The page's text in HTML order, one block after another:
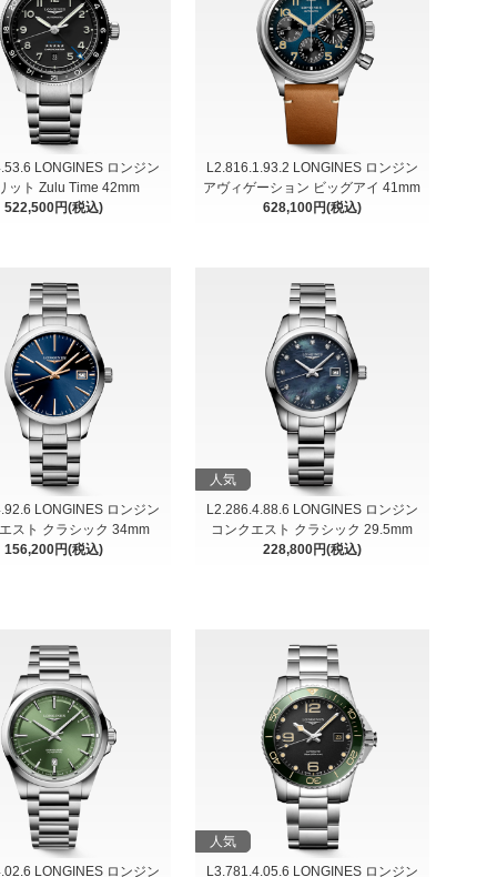
LONGINES ロンジン
ット Zulu Time 42mm
522,500円(税込)
L2.816.1.93.2 LONGINES ロンジン
アヴィゲーション ビッグアイ 41mm
628,100円(税込)
LONGINES ロンジン
スト クラシック 34mm
156,200円(税込)
人気
L2.286.4.88.6 LONGINES ロンジン
コンクエスト クラシック 29.5mm
228,800円(税込)
LONGINES ロンジン
人気
L3.781.4.05.6 LONGINES ロンジン